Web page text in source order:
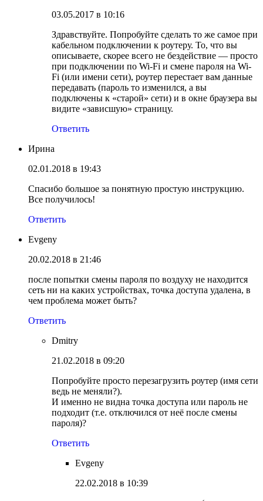
03.05.2017 в 10:16
Здравствуйте. Попробуйте сделать то же самое при
кабельном подключении к роутеру. То, что вы
описываете, скорее всего не бездействие — просто
при подключении по Wi-Fi и смене пароля на Wi-
Fi (или имени сети), роутер перестает вам данные
передавать (пароль то изменился, а вы
подключены к «старой» сети) и в окне браузера вы
видите «зависшую» страницу.
Ответить
Ирина
02.01.2018 в 19:43
Спасибо большое за понятную простую инструкцию.
Все получилось!
Ответить
Evgeny
20.02.2018 в 21:46
после попытки смены пароля по воздуху не находится
сеть ни на каких устройствах, точка доступа удалена, в
чем проблема может быть?
Ответить
Dmitry
21.02.2018 в 09:20
Попробуйте просто перезагрузить роутер (имя сети
ведь не меняли?).
И именно не видна точка доступа или пароль не
подходит (т.е. отключился от неё после смены
пароля)?
Ответить
Evgeny
22.02.2018 в 10:39